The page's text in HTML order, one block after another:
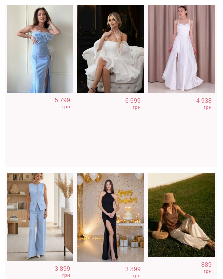
5 799
грн
6 699
грн
4 938
грн
Нарядный
голубой костюм
3 899
грн
Облегающее
вечернее платье
черного цвета с
3 899
грн
Коричневая
классическая
шелковая майка
889
грн